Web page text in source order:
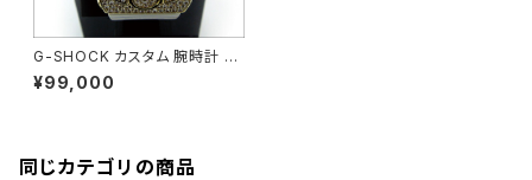
G-SHOCK カスタム 腕時計 B
G6901-7ER BG6900-006
¥99,000
同じカテゴリの商品